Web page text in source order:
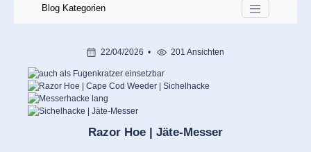
Blog Kategorien
22/04/2026 201 Ansichten
Razor Hoe | Jäte-Messer